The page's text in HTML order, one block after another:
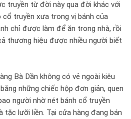
truyền từ đời này qua đời khác với
truyền xưa trong vị bánh của
chỉ được làm để ăn trong nhà, rồi
thương hiệu được nhiều người biết
Bà Dần không có vẻ ngoài kiêu
những chiếc hộp đơn giản, quen
người nhờ nét bánh cổ truyền
lưỡi liền. Tại cửa hàng đang bán